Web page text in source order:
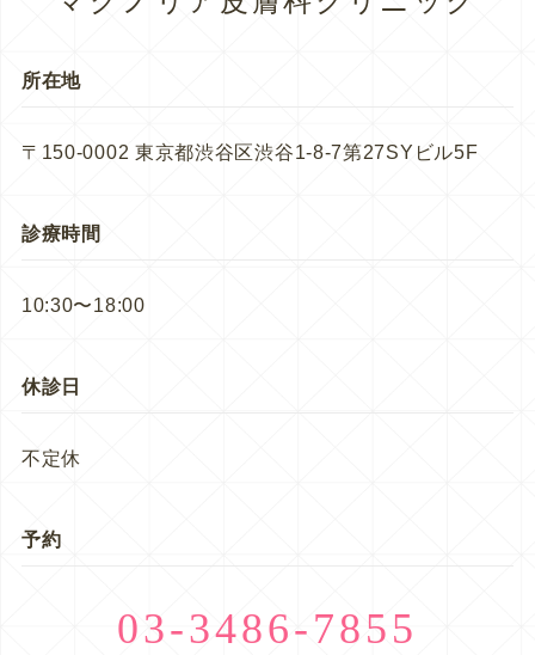
所在地
〒150-0002 東京都渋谷区渋谷1-8-7第27SYビル5F
診療時間
10:30〜18:00
休診日
不定休
予約
03-3486-7855